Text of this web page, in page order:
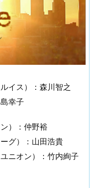
イス）：森川智之
幸子
）：仲野裕
グ）：山田浩貴
ニオン）：竹内絢子